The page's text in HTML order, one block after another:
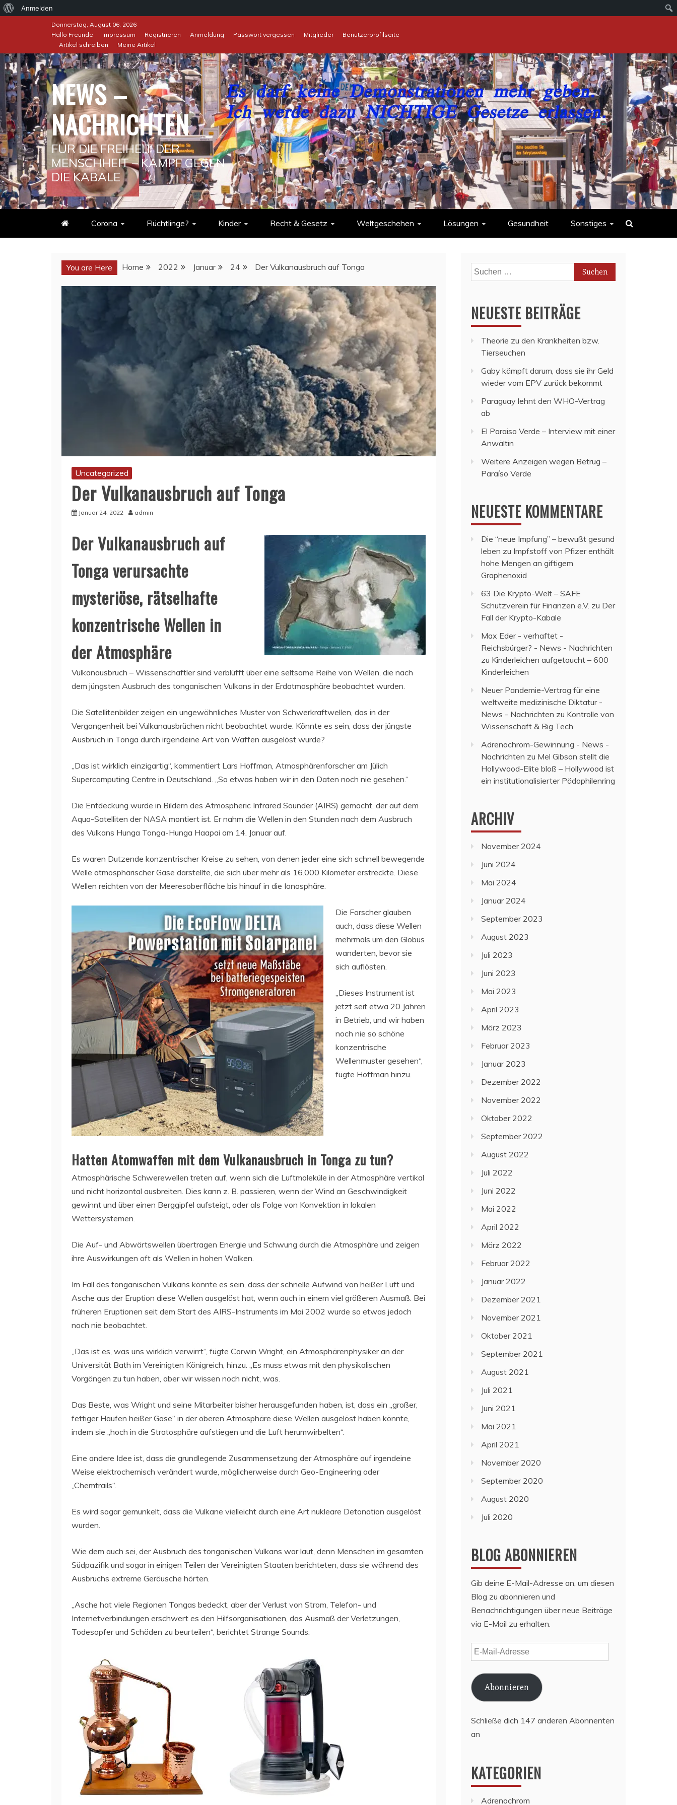
Über
Anmelden
Donnerstag, August 06, 2026
Hallo Freunde
Impressum Registrieren Anmeldung Passwort vergessen Mitglieder
Benutzerprofilseite
Artikel schreiben
Meine Artikel
NEWS –
NACHRICHTEN
FÜR DIE FREIHEIT DER
MENSCHHEIT – KAMPF GEGEN
DIE KABALE
Corona Flüchtlinge? Kinder Recht & Gesetz Weltgeschehen Lösungen Gesundheit Sonstiges
You are Here Home 2022 Januar 24 Der Vulkanausbruch auf Tonga
Uncategorized
Der Vulkanausbruch auf Tonga
Januar 24, 2022 admin
Der Vulkanausbruch auf
Tonga verursachte
mysteriöse, rätselhafte
konzentrische Wellen in
der Atmosphäre
Vulkanausbruch – Wissenschaftler sind verblüfft über eine seltsame Reihe von Wellen, die nach
dem jüngsten Ausbruch des tonganischen Vulkans in der Erdatmosphäre beobachtet wurden.
Die Satellitenbilder zeigen ein ungewöhnliches Muster von Schwerkraftwellen, das in der
Vergangenheit bei Vulkanausbrüchen nicht beobachtet wurde. Könnte es sein, dass der jüngste
Ausbruch in Tonga durch irgendeine Art von Waffen ausgelöst wurde?
„Das ist wirklich einzigartig“, kommentiert Lars Hoffman, Atmosphärenforscher am Jülich
Supercomputing Centre in Deutschland. „So etwas haben wir in den Daten noch nie gesehen.“
Die Entdeckung wurde in Bildern des Atmospheric Infrared Sounder (AIRS) gemacht, der auf dem
Aqua-Satelliten der NASA montiert ist. Er nahm die Wellen in den Stunden nach dem Ausbruch
des Vulkans Hunga Tonga-Hunga Haapai am 14. Januar auf.
Es waren Dutzende konzentrischer Kreise zu sehen, von denen jeder eine sich schnell bewegende
Welle atmosphärischer Gase darstellte, die sich über mehr als 16.000 Kilometer erstreckte. Diese
Wellen reichten von der Meeresoberfläche bis hinauf in die Ionosphäre.
Die Forscher glauben
auch, dass diese Wellen
mehrmals um den Globus
wanderten, bevor sie
sich auflösten.
„Dieses Instrument ist
jetzt seit etwa 20 Jahren
in Betrieb, und wir haben
noch nie so schöne
konzentrische
Wellenmuster gesehen“,
fügte Hoffman hinzu.
Hatten Atomwaffen mit dem Vulkanausbruch in Tonga zu tun?
Atmosphärische Schwerewellen treten auf, wenn sich die Luftmoleküle in der Atmosphäre vertikal
und nicht horizontal ausbreiten. Dies kann z. B. passieren, wenn der Wind an Geschwindigkeit
gewinnt und über einen Berggipfel aufsteigt, oder als Folge von Konvektion in lokalen
Wettersystemen.
Die Auf- und Abwärtswellen übertragen Energie und Schwung durch die Atmosphäre und zeigen
ihre Auswirkungen oft als Wellen in hohen Wolken.
Im Fall des tonganischen Vulkans könnte es sein, dass der schnelle Aufwind von heißer Luft und
Asche aus der Eruption diese Wellen ausgelöst hat, wenn auch in einem viel größeren Ausmaß. Bei
früheren Eruptionen seit dem Start des AIRS-Instruments im Mai 2002 wurde so etwas jedoch
noch nie beobachtet.
„Das ist es, was uns wirklich verwirrt“, fügte Corwin Wright, ein Atmosphärenphysiker an der
Universität Bath im Vereinigten Königreich, hinzu. „Es muss etwas mit den physikalischen
Vorgängen zu tun haben, aber wir wissen noch nicht, was.
Das Beste, was Wright und seine Mitarbeiter bisher herausgefunden haben, ist, dass ein „großer,
fettiger Haufen heißer Gase“ in der oberen Atmosphäre diese Wellen ausgelöst haben könnte,
indem sie „hoch in die Stratosphäre aufstiegen und die Luft herumwirbelten“.
Eine andere Idee ist, dass die grundlegende Zusammensetzung der Atmosphäre auf irgendeine
Weise elektrochemisch verändert wurde, möglicherweise durch Geo-Engineering oder
„Chemtrails“.
Es wird sogar gemunkelt, dass die Vulkane vielleicht durch eine Art nukleare Detonation ausgelöst
wurden.
Wie dem auch sei, der Ausbruch des tonganischen Vulkans war laut, denn Menschen im gesamten
Südpazifik und sogar in einigen Teilen der Vereinigten Staaten berichteten, dass sie während des
Ausbruchs extreme Geräusche hörten.
„Asche hat viele Regionen Tongas bedeckt, aber der Verlust von Strom, Telefon- und
Internetverbindungen erschwert es den Hilfsorganisationen, das Ausmaß der Verletzungen,
Todesopfer und Schäden zu beurteilen“, berichtet Strange Sounds.
Suchen
nach:
NEUESTE BEITRÄGE
Theorie zu den Krankheiten bzw.
Tierseuchen
Gaby kämpft darum, dass sie ihr Geld
wieder vom EPV zurück bekommt
Paraguay lehnt den WHO-Vertrag
ab
El Paraiso Verde – Interview mit einer
Anwältin
Weitere Anzeigen wegen Betrug –
Paraíso Verde
NEUESTE KOMMENTARE
Die “neue Impfung” – bewußt gesund
leben zu Impfstoff von Pfizer enthält
hohe Mengen an giftigem
Graphenoxid
63 Die Krypto-Welt – SAFE
Schutzverein für Finanzen e.V. zu Der
Fall der Krypto-Kabale
Max Eder - verhaftet -
Reichsbürger? - News - Nachrichten
zu Kinderleichen aufgetaucht – 600
Kinderleichen
Neuer Pandemie-Vertrag für eine
weltweite medizinische Diktatur -
News - Nachrichten zu Kontrolle von
Wissenschaft & Big Tech
Adrenochrom-Gewinnung - News -
Nachrichten zu Mel Gibson stellt die
Hollywood-Elite bloß – Hollywood ist
ein institutionalisierter Pädophilenring
ARCHIV
November 2024
Juni 2024
Mai 2024
Januar 2024
September 2023
August 2023
Juli 2023
Juni 2023
Mai 2023
April 2023
März 2023
Februar 2023
Januar 2023
Dezember 2022
November 2022
Oktober 2022
September 2022
August 2022
Juli 2022
Juni 2022
Mai 2022
April 2022
März 2022
Februar 2022
Januar 2022
Dezember 2021
November 2021
Oktober 2021
September 2021
August 2021
Juli 2021
Juni 2021
Mai 2021
April 2021
November 2020
September 2020
August 2020
Juli 2020
BLOG ABONNIEREN
Gib deine E-Mail-Adresse an, um diesen
Blog zu abonnieren und
Benachrichtigungen über neue Beiträge
via E-Mail zu erhalten.
E-
Mail-
Adresse
Abonnieren
Schließe dich 147 anderen Abonnenten
an
KATEGORIEN
Adrenochrom